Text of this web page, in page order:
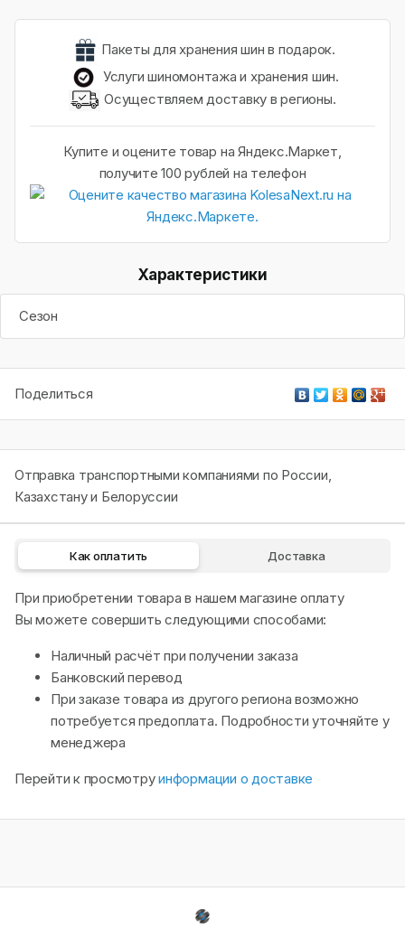
Пакеты для хранения шин в подарок.
Услуги шиномонтажа и хранения шин.
Осуществляем доставку в регионы.
Купите и оцените товар на Яндекс.Маркет,
получите 100 рублей на телефон
Характеристики
Сезон
Поделиться
Отправка транспортными компаниями по России,
Казахстану и Белоруссии
Как оплатить Доставка
При приобретении товара в нашем магазине оплату
Вы можете совершить следующими способами:
Наличный расчёт при получении заказа
Банковский перевод
При заказе товара из другого региона возможно
потребуется предоплата. Подробности уточняйте у
менеджера
Перейти к просмотруинформации о доставке